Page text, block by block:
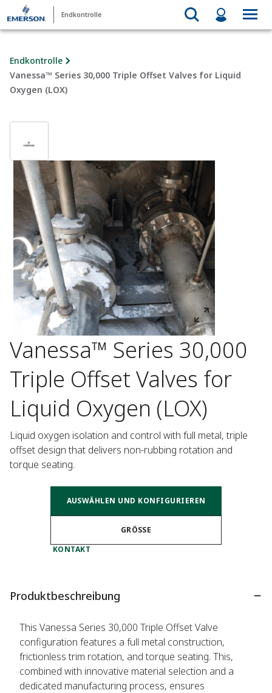
Endkontrolle
Endkontrolle
Vanessa™ Series 30,000 Triple Offset Valves for Liquid
Oxygen (LOX)
Vanessa™ Series 30,000
Triple Offset Valves for
Liquid Oxygen (LOX)
Liquid oxygen isolation and control with full metal, triple
offset design that delivers non-rubbing rotation and
torque seating.
AUSWÄHLEN UND KONFIGURIEREN
GRÖSSE
KONTAKT
Produktbeschreibung
This Vanessa Series 30,000 Triple Offset Valve
configuration features a full metal construction,
frictionless trim rotation, and torque seating. This,
combined with innovative material selection and a
dedicated manufacturing process, ensures